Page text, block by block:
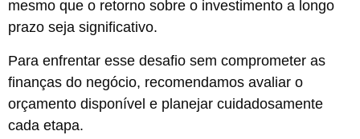
mesmo que o retorno sobre o investimento a longo
prazo seja significativo.
Para enfrentar esse desafio sem comprometer as
finanças do negócio, recomendamos avaliar o
orçamento disponível e planejar cuidadosamente
cada etapa.